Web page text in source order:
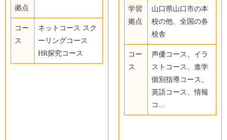
拠点
コー
ス
ネットコース スク
ーリングコース
HR探究コース
学習
拠点
山口県山口市の本
校の他、全国の各
校舎
コー
ス
声優コース、イラ
ストコース、進学
個別指導コース、
英語コース、情報
コ...